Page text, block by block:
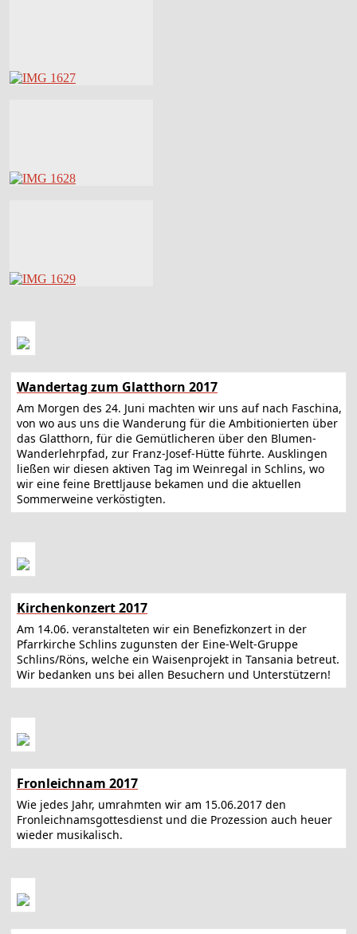
Wandertag zum Glatthorn 2017
Am Morgen des 24. Juni machten wir uns auf nach Faschina,
von wo aus uns die Wanderung für die Ambitionierten über
das Glatthorn, für die Gemütlicheren über den Blumen-
Wanderlehrpfad, zur Franz-Josef-Hütte führte. Ausklingen
ließen wir diesen aktiven Tag im Weinregal in Schlins, wo
wir eine feine Brettljause bekamen und die aktuellen
Sommerweine verköstigten.
Kirchenkonzert 2017
Am 14.06. veranstalteten wir ein Benefizkonzert in der
Pfarrkirche Schlins zugunsten der Eine-Welt-Gruppe
Schlins/Röns, welche ein Waisenprojekt in Tansania betreut.
Wir bedanken uns bei allen Besuchern und Unterstützern!
Fronleichnam 2017
Wie jedes Jahr, umrahmten wir am 15.06.2017 den
Fronleichnamsgottesdienst und die Prozession auch heuer
wieder musikalisch.